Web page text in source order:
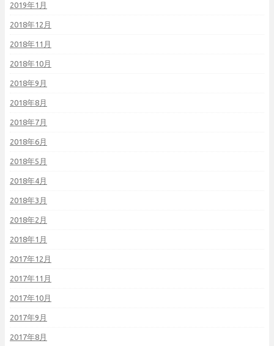
2019年1月
2018年12月
2018年11月
2018年10月
2018年9月
2018年8月
2018年7月
2018年6月
2018年5月
2018年4月
2018年3月
2018年2月
2018年1月
2017年12月
2017年11月
2017年10月
2017年9月
2017年8月